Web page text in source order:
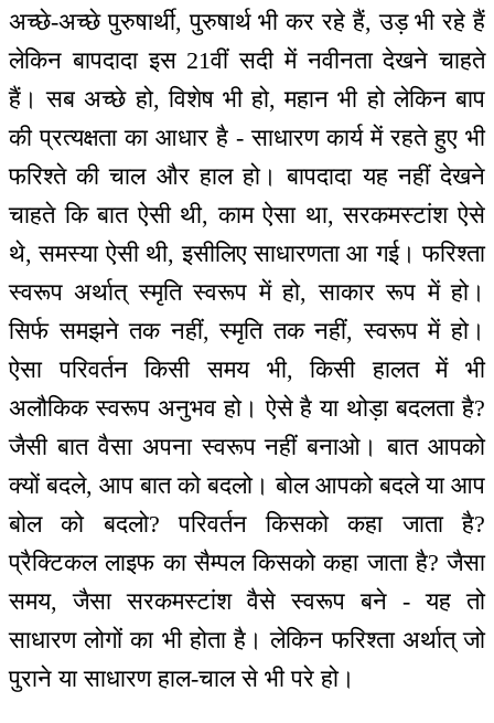
अच्छे-अच्छे पुरुषार्थी, पुरुषार्थ भी कर रहे हैं, उड़ भी रहे हैं
लेकिन बापदादा इस 21वीं सदी में नवीनता देखने चाहते
हैं। सब अच्छे हो, विशेष भी हो, महान भी हो लेकिन बाप
की प्रत्यक्षता का आधार है - साधारण कार्य में रहते हुए भी
फरिश्ते की चाल और हाल हो। बापदादा यह नहीं देखने
चाहते कि बात ऐसी थी, काम ऐसा था, सरकमस्टांश ऐसे
थे, समस्या ऐसी थी, इसीलिए साधारणता आ गई। फरिश्ता
स्वरूप अर्थात् स्मृति स्वरूप में हो, साकार रूप में हो।
सिर्फ समझने तक नहीं, स्मृति तक नहीं, स्वरूप में हो।
ऐसा परिवर्तन किसी समय भी, किसी हालत में भी
अलौकिक स्वरूप अनुभव हो। ऐसे है या थोड़ा बदलता है?
जैसी बात वैसा अपना स्वरूप नहीं बनाओ। बात आपको
क्यों बदले, आप बात को बदलो। बोल आपको बदले या आप
बोल को बदलो? परिवर्तन किसको कहा जाता है?
प्रैक्टिकल लाइफ का सैम्पल किसको कहा जाता है? जैसा
समय, जैसा सरकमस्टांश वैसे स्वरूप बने - यह तो
साधारण लोगों का भी होता है। लेकिन फरिश्ता अर्थात् जो
पुराने या साधारण हाल-चाल से भी परे हो।